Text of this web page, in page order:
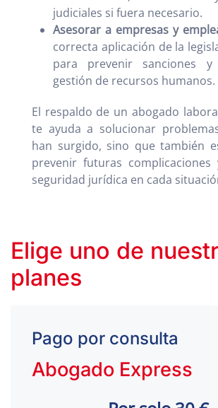
judiciales si fuera necesario.
Asesorar a empresas y
correcta aplicación de la
para prevenir sanciones
gestión de recursos humanos.
El respaldo de un abogado
te ayuda a solucionar
han surgido, sino que también
prevenir futuras complicaciones
seguridad jurídica en cada
Elige uno de
planes
Pago por consulta
Abogado Express